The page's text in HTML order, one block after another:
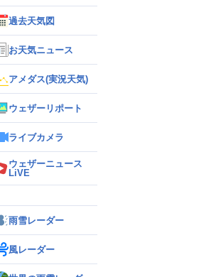
過去天気図
お天気ニュース
アメダス(実況天気)
ウェザーリポート
ライブカメラ
ウェザーニュース
LiVE
雨雪レーダー
風レーダー